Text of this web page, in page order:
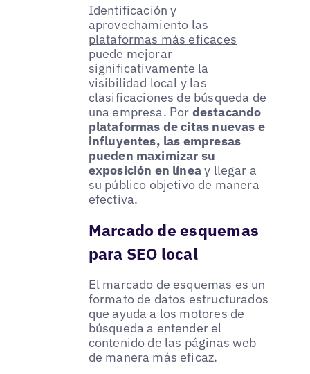
Identificación y
aprovechamiento las
plataformas más eficaces
puede mejorar
significativamente la
visibilidad local y las
clasificaciones de búsqueda de
una empresa. Por destacando
plataformas de citas nuevas e
influyentes, las empresas
pueden maximizar su
exposición en líneay llegar a
su público objetivo de manera
efectiva.
Marcado de esquemas
para SEO local
El marcado de esquemas es un
formato de datos estructurados
que ayuda a los motores de
búsqueda a entender el
contenido de las páginas web
de manera más eficaz.